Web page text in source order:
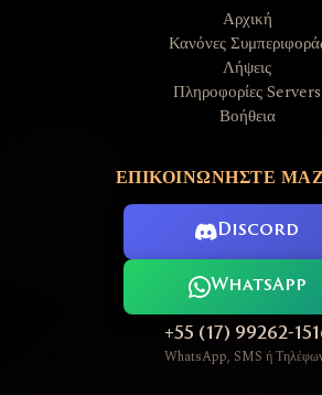
Αρχική
Κανόνες
Λήψεις
Πληροφορίες Servers
Βοήθεια
ΕΠΙΚΟΙΝΩΝΉΣΤΕ
Discord
WhatsApp
+55 (17) 99262-
WhatsApp, SMS ή